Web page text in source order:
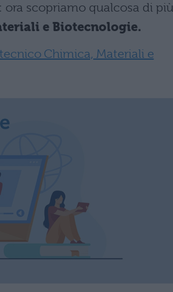
scopriamo qualcosa di più
e Biotecnologie.
Chimica, Materiali e